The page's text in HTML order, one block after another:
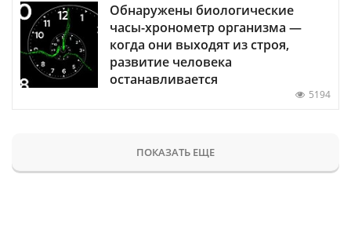
Обнаружены биологические
часы-хронометр организма —
когда они выходят из строя,
развитие человека
останавливается
5194
ПОКАЗАТЬ ЕЩЕ